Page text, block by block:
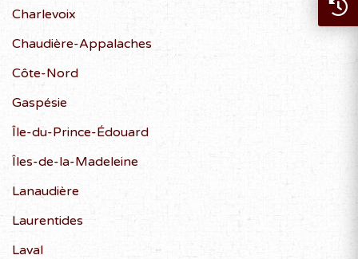
Charlevoix
Chaudière-Appalaches
Côte-Nord
Gaspésie
Île-du-Prince-Édouard
Îles-de-la-Madeleine
Lanaudière
Laurentides
Laval